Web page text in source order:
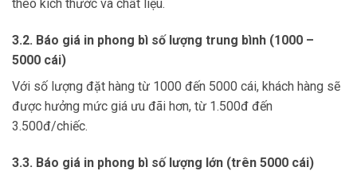
theo kích thước và chất liệu.
3.2. Báo giá in phong bì số lượng trung bình (1000 –
5000 cái)
Với số lượng đặt hàng từ 1000 đến 5000 cái, khách hàng sẽ
được hưởng mức giá ưu đãi hơn, từ 1.500đ đến
3.500đ/chiếc.
3.3. Báo giá in phong bì số lượng lớn (trên 5000 cái)